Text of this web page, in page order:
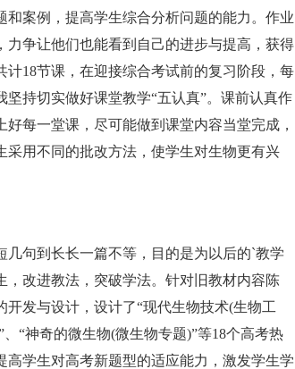
案例，提高学生综合分析问题的能力。作业
争让他们也能看到自己的进步与提高，获得
18节课，在迎接综合考试前的复习阶段，每
持切实做好课堂教学“五认真”。课前认真作
每一堂课，尽可能做到课堂内容当堂完成，
用不同的批改方法，使学生对生物更有兴
句到长长一篇不等，目的是为以后的`教学
改进教法，突破学法。针对旧教材内容陈
发与设计，设计了“现代生物技术(生物工
“神奇的微生物(微生物专题)”等18个高考热
学生对高考新题型的适应能力，激发学生学